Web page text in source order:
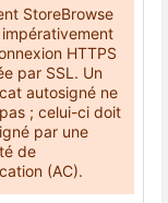
StoreBrowse
HTTPS
par SSL. Un
autosigné ne
; celui-ci doit
par une
de
(AC).